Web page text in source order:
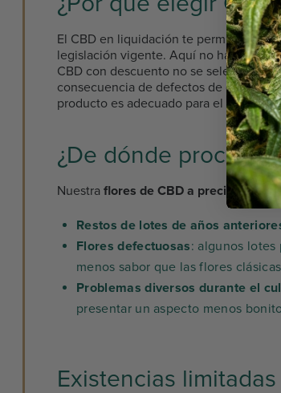
El CBD en liquidación te permite
legislación vigente. Aquí no hay falsas
CBD con descuento no se
consecuencia de defectos de cultivo,
producto es adecuado para el uso
¿De dónde
Nuestra flores de CBD a precio
Restos de lotes de años
Flores defectuosas: algunos lotes
menos sabor que las flores
Problemas diversos durante el
presentar un aspecto menos
Existencias